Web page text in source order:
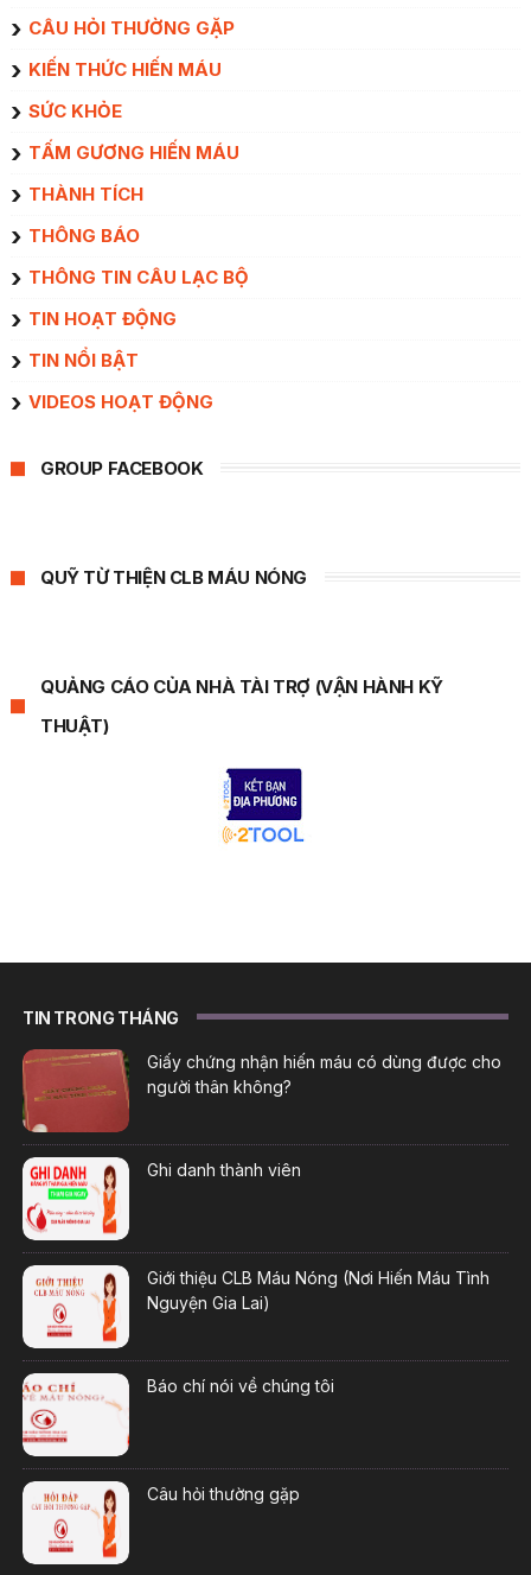
CÂU HỎI THƯỜNG GẶP
KIẾN THỨC HIẾN MÁU
SỨC KHỎE
TẤM GƯƠNG HIẾN MÁU
THÀNH TÍCH
THÔNG BÁO
THÔNG TIN CÂU LẠC BỘ
TIN HOẠT ĐỘNG
TIN NỔI BẬT
VIDEOS HOẠT ĐỘNG
GROUP FACEBOOK
QUỸ TỪ THIỆN CLB MÁU NÓNG
QUẢNG CÁO CỦA NHÀ TÀI TRỢ (VẬN HÀNH KỸ
THUẬT)
TIN TRONG THÁNG
Giấy chứng nhận hiến máu có dùng được cho
người thân không?
Ghi danh thành viên
Giới thiệu CLB Máu Nóng (Nơi Hiến Máu Tình
Nguyện Gia Lai)
Báo chí nói về chúng tôi
Câu hỏi thường gặp